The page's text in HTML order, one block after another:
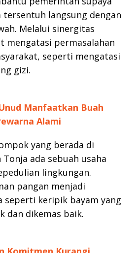
tersentuh langsung dengan
Melalui sinergitas
mengatasi permasalahan
seperti mengatasi
gizi.
Manfaatkan Buah
Alami
yang berada di
ada sebuah usaha
lingkungan.
pangan menjadi
seperti keripik bayam yang
dan dikemas baik.